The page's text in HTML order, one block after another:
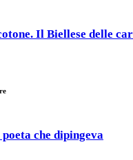
Il Biellese delle
che dipingeva